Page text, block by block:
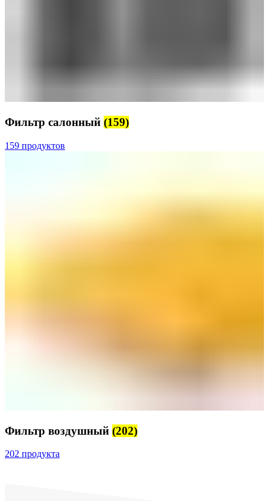
Фильтр салонный (159)
159 продуктов
Фильтр воздушный (202)
202 продукта